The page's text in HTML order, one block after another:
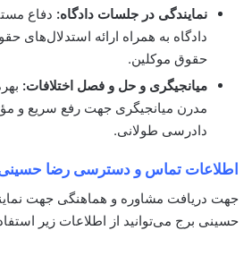
نمایندگی در جلسات دادگاه: دفاع
دادگاه به همراه ارائه استدلال‌های
حقوق موکلین.
میانجیگری و حل و فصل اختلافات:
مدرن میانجیگری جهت رفع سریع و
دادرسی طولانی.
اطلاعات تماس و دسترسی رضا
جهت دریافت مشاوره و هماهنگی جهت
حسینی برج می‌توانید از اطلاعات زیر